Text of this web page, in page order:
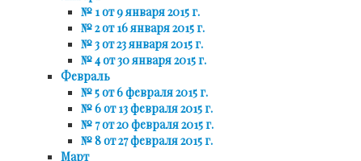
№ 1 от 9 января 2015 г.
№ 2 от 16 января 2015 г.
№ 3 от 23 января 2015 г.
№ 4 от 30 января 2015 г.
Февраль
№ 5 от 6 февраля 2015 г.
№ 6 от 13 февраля 2015 г.
№ 7 от 20 февраля 2015 г.
№ 8 от 27 февраля 2015 г.
Март